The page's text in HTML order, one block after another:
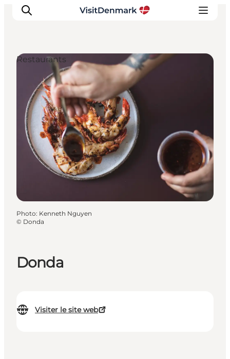
Inspirations
Destinations
Quoi faire
Hébergements
Planifiez votre voyage
Donda
Visiter le site web
Restaurants
Photo: Kenneth Nguyen
© Donda